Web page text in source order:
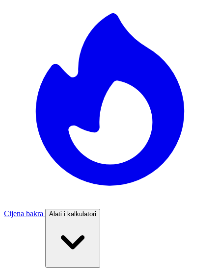
Cijena bakra Alati i kalkulatori